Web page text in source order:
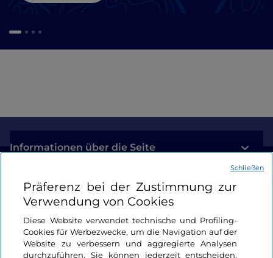
Informationen über die Seite
Nützliche Links
Login
Bleiben wir in Kontakt
Präferenz bei der Zustimmung zur
Verwendung von Cookies
Diese Website verwendet technische und Profiling-
Cookies für Werbezwecke, um die Navigation auf der
Website zu verbessern und aggregierte Analysen
durchzuführen. Sie können jederzeit entscheiden,
Schließen